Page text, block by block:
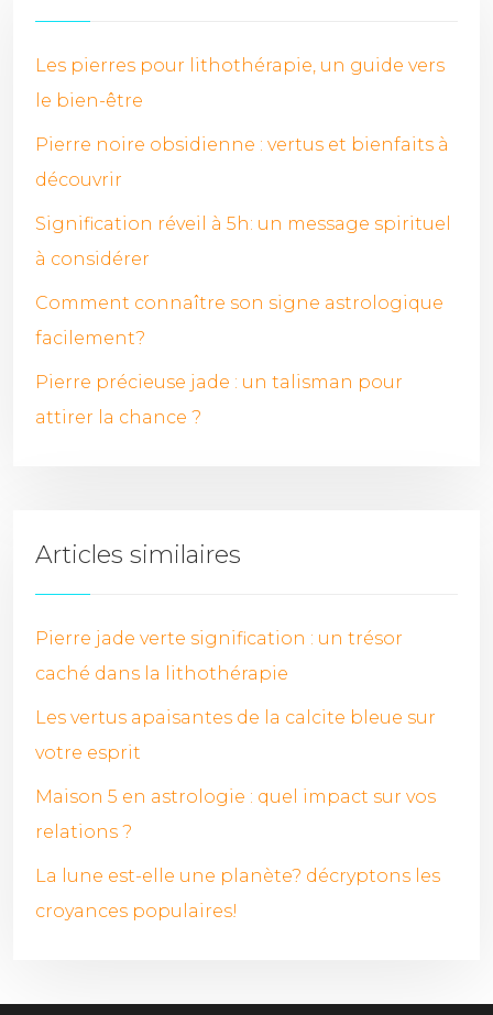
Les pierres pour lithothérapie, un guide vers
le bien-être
Pierre noire obsidienne : vertus et bienfaits à
découvrir
Signification réveil à 5h: un message spirituel
à considérer
Comment connaître son signe astrologique
facilement?
Pierre précieuse jade : un talisman pour
attirer la chance ?
Articles similaires
Pierre jade verte signification : un trésor
caché dans la lithothérapie
Les vertus apaisantes de la calcite bleue sur
votre esprit
Maison 5 en astrologie : quel impact sur vos
relations ?
La lune est-elle une planète? décryptons les
croyances populaires!